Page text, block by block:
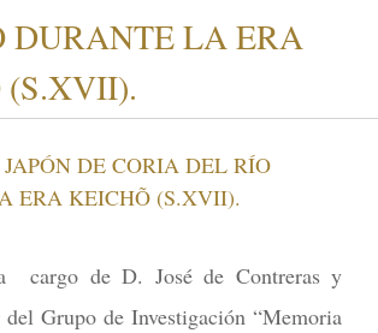
DURANTE LA ERA
DE CORIA DEL RÍO
ERA KEICHÕ (S.XVII).
cargo de D. José de Contreras y
Grupo de Investigación “Memoria